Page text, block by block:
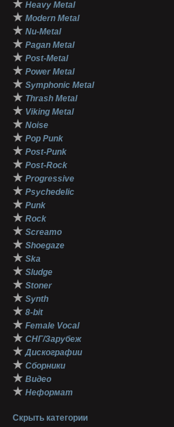
★ Heavy Metal
★ Modern Metal
★ Nu-Metal
★ Pagan Metal
★ Post-Metal
★ Power Metal
★ Symphonic Metal
★ Thrash Metal
★ Viking Metal
★ Noise
★ Pop Punk
★ Post-Punk
★ Post-Rock
★ Progressive
★ Psychedelic
★ Punk
★ Rock
★ Screamo
★ Shoegaze
★ Ska
★ Sludge
★ Stoner
★ Synth
★ 8-bit
★ Female Vocal
★ СНГ/Зарубеж
★ Дискографии
★ Сборники
★ Видео
★ Неформат
Скрыть категории